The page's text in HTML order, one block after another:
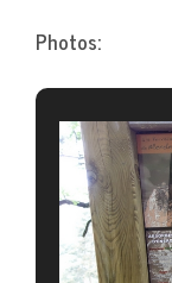
Photos: